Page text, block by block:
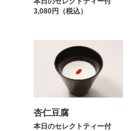
3,080円（税込）
杏仁豆腐
本日のセレクトティー付